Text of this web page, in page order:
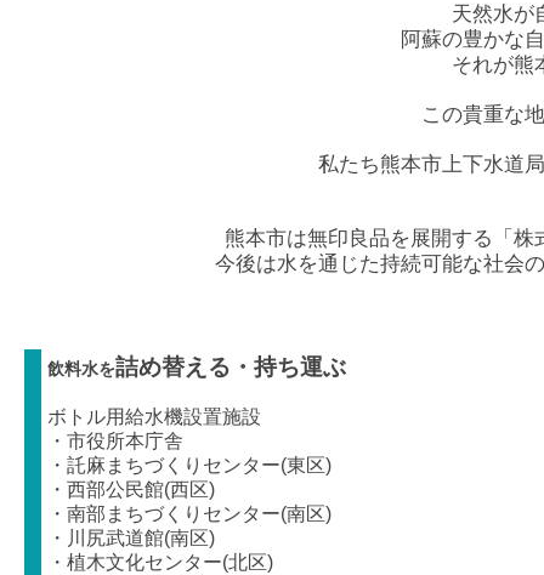
天然水が
阿蘇の豊かな
それが熊
この貴重な
私たち熊本市上下水道
熊本市は無印良品を展開する「
今後は水を通じた持続可能な社会
飲料水を詰め替える・持ち運ぶ
ボトル用給水機設置施設
・市役所本庁舎
・託麻まちづくりセンター(東区)
・西部公民館(西区)
・南部まちづくりセンター(南区)
・川尻武道館(南区)
・植木文化センター(北区)